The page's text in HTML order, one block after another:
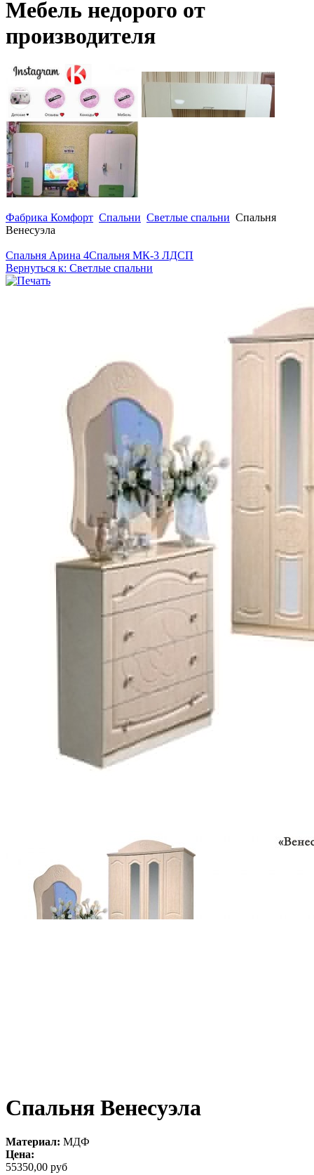
Мебель недорого от
производителя
Фабрика Комфорт Спальни Светлые спальни Спальня
Венесуэла
Спальня Арина 4Спальня МК-3 ЛДСП
Вернуться к: Светлые спальни
Спальня Венесуэла
Материал: МДФ
Цена:
55350,00 руб